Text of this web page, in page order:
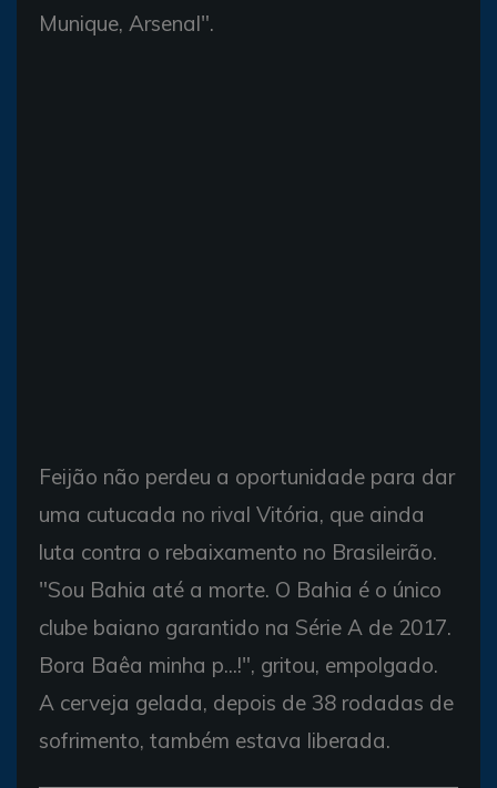
Munique, Arsenal".
Feijão não perdeu a oportunidade para dar
uma cutucada no rival Vitória, que ainda
luta contra o rebaixamento no Brasileirão.
"Sou Bahia até a morte. O Bahia é o único
clube baiano garantido na Série A de 2017.
Bora Baêa minha p...!", gritou, empolgado.
A cerveja gelada, depois de 38 rodadas de
sofrimento, também estava liberada.